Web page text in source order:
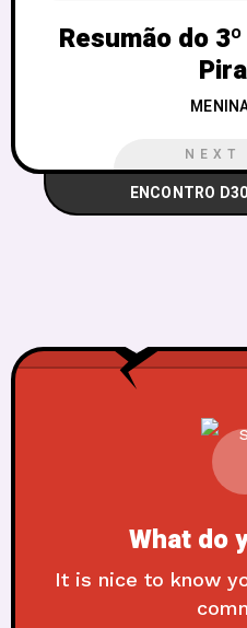
Resumão do
NEXT
ENCONTRO D30
What do
It is nice to know